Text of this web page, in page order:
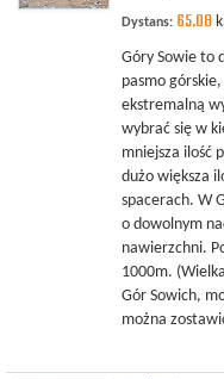
Dystans: 65.08
Góry Sowie to
pasmo
ekstremalną
wybrać się w
mniejsza ilość
dużo większa
spacerach. W
o dowolnym
nawierzchni.
1000m.
Gór Sowich,
można